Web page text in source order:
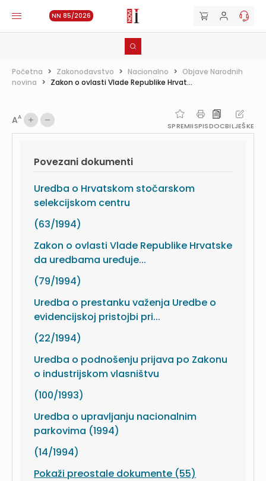
NN 85/2026
Početna > Zakonodavstvo > Nacionalno > Objave Narodnih
novina > Zakon o ovlasti Vlade Republike Hrvat...
AA
SPREMIISPISDOCBILJEŠKE
Povezani dokumenti
Uredba o Hrvatskom stočarskom
selekcijskom centru
(63/1994)
Zakon o ovlasti Vlade Republike Hrvatske
da uredbama uređuje...
(79/1994)
Uredba o prestanku važenja Uredbe o
evidencijskoj pristojbi pri...
(22/1994)
Uredba o podnošenju prijava po Zakonu
o industrijskom vlasništvu
(100/1993)
Uredba o upravljanju nacionalnim
parkovima (1994)
(14/1994)
Pokaži preostale dokumente (55)